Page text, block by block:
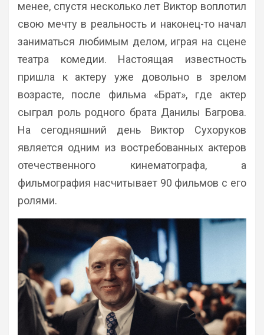
менее, спустя несколько лет Виктор воплотил
свою мечту в реальность и наконец-то начал
заниматься любимым делом, играя на сцене
театра комедии. Настоящая известность
пришла к актеру уже довольно в зрелом
возрасте, после фильма «Брат», где актер
сыграл роль родного брата Данилы Багрова.
На сегодняшний день Виктор Сухоруков
является одним из востребованных актеров
отечественного кинематографа, а
фильмография насчитывает 90 фильмов с его
ролями.